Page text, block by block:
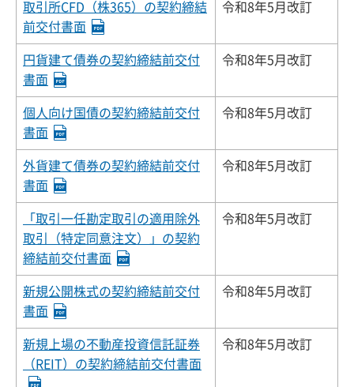
取引所CFD（株365）の契約締結
前交付書面
令和8年5月改訂
円貨建て債券の契約締結前交付
書面
令和8年5月改訂
個人向け国債の契約締結前交付
書面
令和8年5月改訂
外貨建て債券の契約締結前交付
書面
令和8年5月改訂
「取引一任勘定取引の適用除外
取引（特定同意注文）」の契約
締結前交付書面
令和8年5月改訂
新規公開株式の契約締結前交付
書面
令和8年5月改訂
新規上場の不動産投資信託証券
（REIT）の契約締結前交付書面
令和8年5月改訂